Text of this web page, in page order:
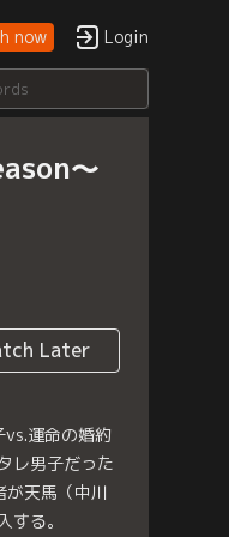
now Login
～
Later
運命の婚約
レ男子だった
天馬（中川
る。